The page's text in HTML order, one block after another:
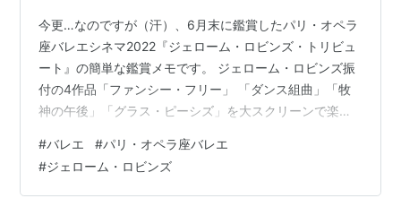
今更…なのですが（汗）、6月末に鑑賞したパリ・オペラ
座バレエシネマ2022『ジェローム・ロビンズ・トリビュ
ート』の簡単な鑑賞メモです。 ジェローム・ロビンズ振
付の4作品「ファンシー・フリー」 「ダンス組曲」「牧
神の午後」「グラス・ピーシズ」を大スクリーンで楽し
ズ・トリビュート』のビジュアルがかっこいい。さすが
パリ・オペラ座。 上演概要 「ファンシー・フリー
（Fancy Free)」 「ダンス組曲（A Suite of Dances)」
#バレエ #パリ・オペラ座バレエ
#ジェローム・ロビンズ